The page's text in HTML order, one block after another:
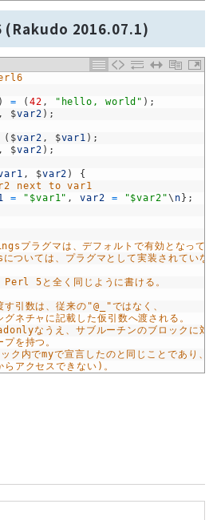
(Rakudo 2016.07.1)
) = ( 42 , "hello, world" ) ;
, $var2 ) ;
( $var2 , $var1 ) ;
, $var2 ) ;
, $var2 )
{
next to var1
= "$var1" , var2 = "$var2"\ n} ;
ラグマは、デフォルトで有効となってい
いては、プラグマとして実装されていな
5と全く同じように書ける。
引数は、従来の"@_"ではなく、
ネチャに記載した仮引数へ渡される。
なうえ、サブルーチンのブロックに対
を持つ。
内でmyで宣言したのと同じことであり、
アクセスできない)。